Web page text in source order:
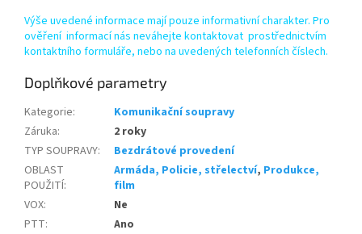
Výše uvedené informace mají pouze informativní charakter. Pro
ověření informací nás neváhejte kontaktovat prostřednictvím
kontaktního formuláře, nebo na uvedených telefonních číslech.
Doplňkové parametry
Kategorie:
Komunikační soupravy
Záruka:
2 roky
TYP SOUPRAVY:
Bezdrátové provedení
OBLAST
POUŽITÍ:
Armáda, Policie, střelectví, Produkce,
film
VOX:
Ne
PTT:
Ano